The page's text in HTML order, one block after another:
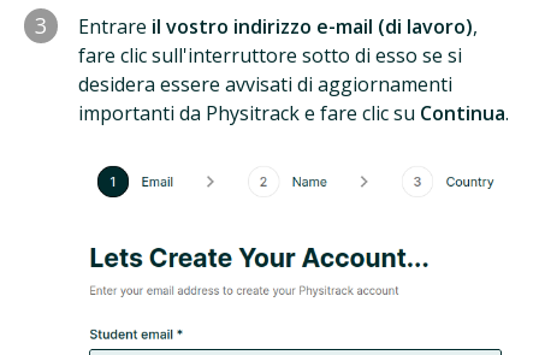
3 Entrare il vostro indirizzo e-mail (di lavoro),
fare clic sull'interruttore sotto di esso se si
desidera essere avvisati di aggiornamenti
importanti da Physitrack e fare clic su Continua.